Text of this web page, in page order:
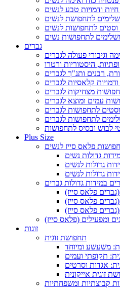
ודמויות טבע לנשים
לתחפושת לנשים
וסטים לתחפושות לנשים
לתחפושות נשים
גברים
וגיבורי פעולה לגברים
היסטוריות ורטרו
רבנים ותנ"ך לגברים
קלאסיות לגברים
מצחיקות לגברים
עמים ומוצא לגברים
לתחפושות לגברים
לתחפושות לגברים
Plus Size
פלאס סייז לנשים
גדולות נשים
גדולות לנשים
גדולות לנשים
במידות גדולות גברים
פלאס סייז)
פלאס סייז)
פלאס סייז)
ומפעילים (פלאס סייז)
זוגות
תחפושת זוגית
משעשע ומיוחד
תקופתי ועמים
אגדות וסרטים
זוגית אייקונית
קבוצתיות ומשפחתיות